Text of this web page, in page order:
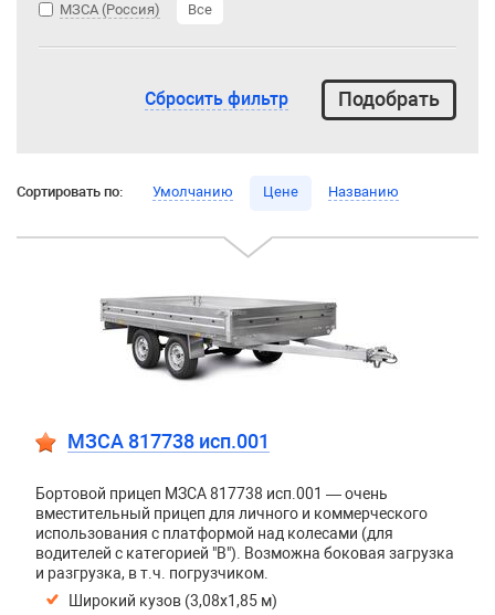
МЗСА (Россия)
Все
Сбросить фильтр
Сортировать по: Умолчанию Цене Названию
МЗСА 817738 исп.001
Бортовой прицеп МЗСА 817738 исп.001 — очень
вместительный прицеп для личного и коммерческого
использования с платформой над колесами (для
водителей с категорией "В"). Возможна боковая загрузка
и разгрузка, в т.ч. погрузчиком.
Широкий кузов (3,08х1,85 м)